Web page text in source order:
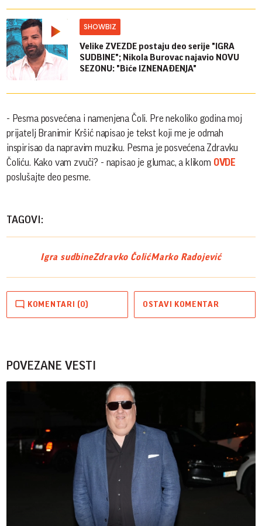
SHOWBIZ
Velike ZVEZDE postaju deo serije "IGRA
SUDBINE"; Nikola Burovac najavio NOVU
SEZONU: "Biće IZNENAĐENJA"
- Pesma posvećena i namenjena Čoli. Pre nekoliko godina moj
prijatelj Branimir Kršić napisao je tekst koji me je odmah
inspirisao da napravim muziku. Pesma je posvećena Zdravku
Čoliću. Kako vam zvuči? - napisao je glumac, a klikom OVDE
poslušajte deo pesme.
TAGOVI:
Igra sudbineZdravko ČolićMarko Radojević
KOMENTARI (0) OSTAVI KOMENTAR
POVEZANE VESTI